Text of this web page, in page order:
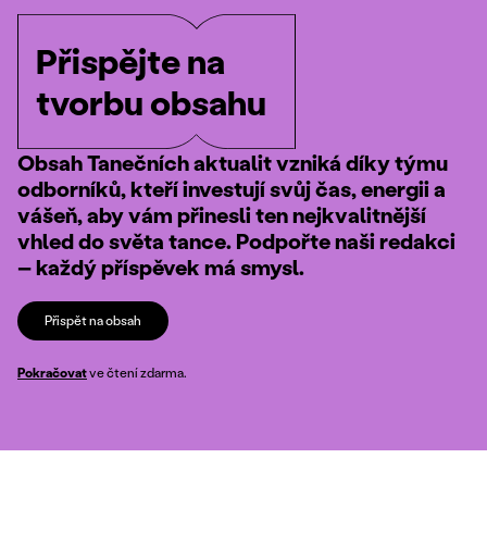
Přispějte na
tvorbu obsahu
Obsah Tanečních aktualit vzniká díky týmu
odborníků, kteří investují svůj čas, energii a
vášeň, aby vám přinesli ten nejkvalitnější
vhled do světa tance. Podpořte naši redakci
– každý příspěvek má smysl.
Přispět na obsah
Pokračovatve čtení zdarma.